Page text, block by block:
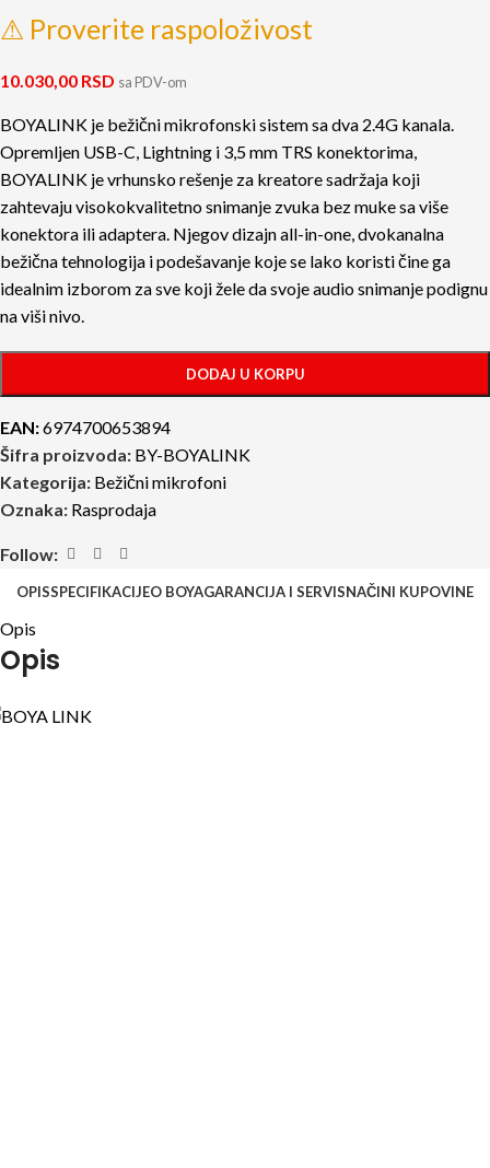
⚠ Proverite raspoloživost
10.030,00 RSD sa PDV-om
BOYALINK je bežični mikrofonski sistem sa dva 2.4G kanala.
Opremljen USB-C, Lightning i 3,5 mm TRS konektorima,
BOYALINK je vrhunsko rešenje za kreatore sadržaja koji
zahtevaju visokokvalitetno snimanje zvuka bez muke sa više
konektora ili adaptera. Njegov dizajn all-in-one, dvokanalna
bežična tehnologija i podešavanje koje se lako koristi čine ga
idealnim izborom za sve koji žele da svoje audio snimanje podignu
na viši nivo.
DODAJ U KORPU
EAN:6974700653894
Šifra proizvoda: BY-BOYALINK
Kategorija: Bežični mikrofoni
Oznaka: Rasprodaja
Follow:
OPISSPECIFIKACIJEO BOYAGARANCIJA I SERVISNAČINI KUPOVINE
Opis
Opis